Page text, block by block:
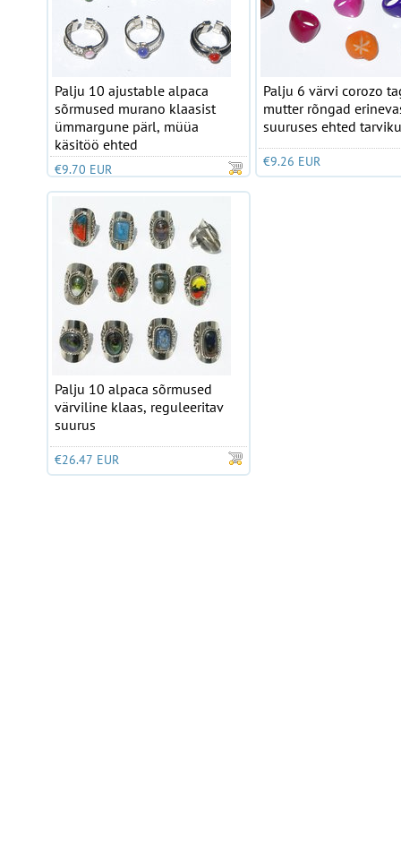
Palju 10 ajustable alpaca
sõrmused murano klaasist
ümmargune pärl, müüa
käsitöö ehted
€9.70 EUR
Palju 6 värvi corozo
mutter rõngad
suuruses ehted
€9.26 EUR
Palju 10 alpaca sõrmused
värviline klaas, reguleeritav
suurus
€26.47 EUR